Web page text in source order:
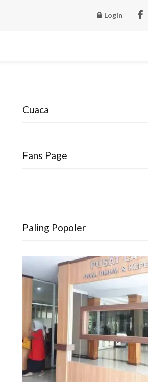
Login
Cuaca
Fans Page
Paling Popoler